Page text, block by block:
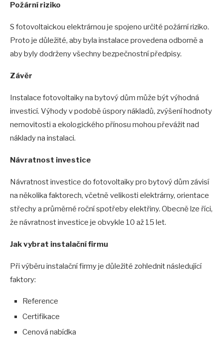
Požární riziko
S fotovoltaickou elektrárnou je spojeno určité požární riziko.
Proto je důležité, aby byla instalace provedena odborně a
aby byly dodrženy všechny bezpečnostní předpisy.
Závěr
Instalace fotovoltaiky na bytový dům může být výhodná
investicí. Výhody v podobě úspory nákladů, zvýšení hodnoty
nemovitosti a ekologického přínosu mohou převážit nad
náklady na instalaci.
Návratnost investice
Návratnost investice do fotovoltaiky pro bytový dům závisí
na několika faktorech, včetně velikosti elektrárny, orientace
střechy a průměrné roční spotřeby elektřiny. Obecně lze říci,
že návratnost investice je obvykle 10 až 15 let.
Jak vybrat instalační firmu
Při výběru instalační firmy je důležité zohlednit následující
faktory:
Reference
Certifikace
Cenová nabídka